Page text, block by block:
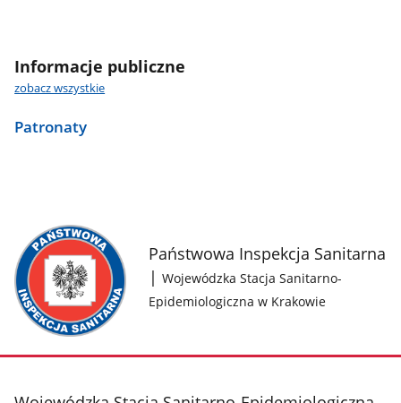
Informacje publiczne
zobacz wszystkie
Patronaty
Państwowa Inspekcja Sanitarna
| Wojewódzka Stacja Sanitarno-
Epidemiologiczna w Krakowie